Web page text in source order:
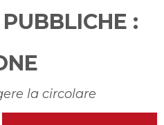
:
la circolare